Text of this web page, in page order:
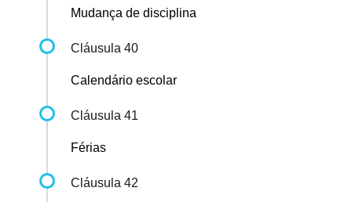
Mudança de disciplina
Cláusula 40
Calendário escolar
Cláusula 41
Férias
Cláusula 42